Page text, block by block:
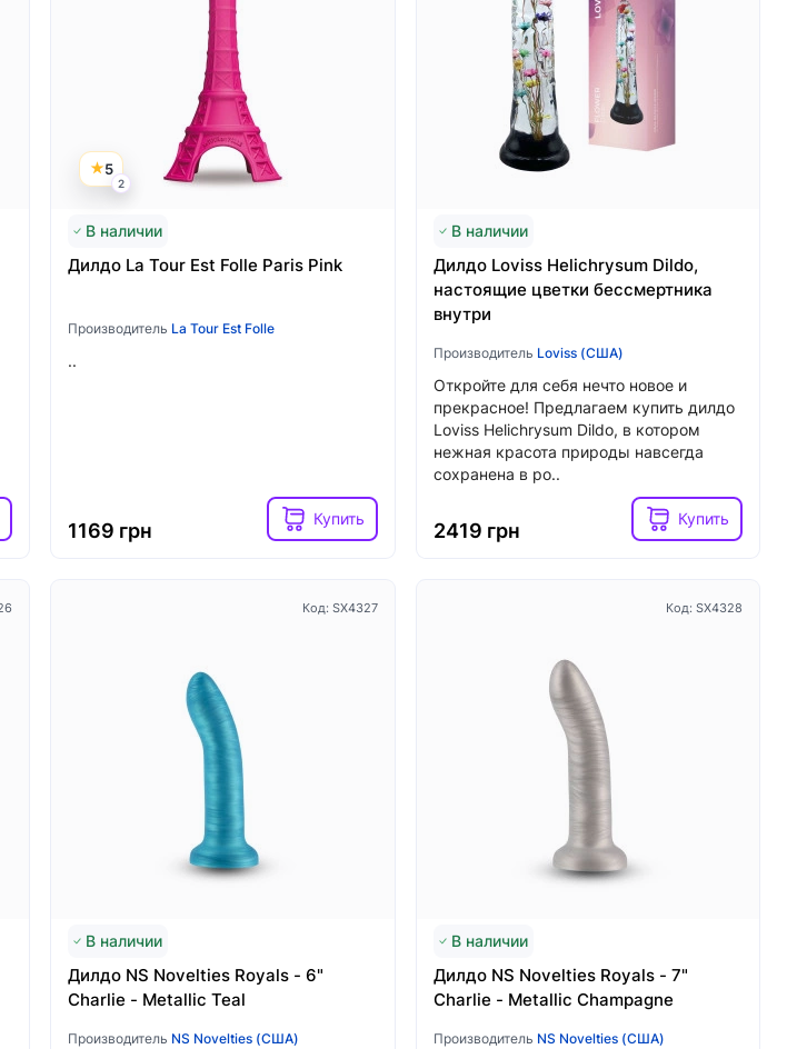
Українська
5
2
В наличии
Дилдо La Tour Est Folle Paris Pink
Производитель La Tour Est Folle
..
1169 грн
Купить
В наличии
Дилдо Loviss Helichrysum Dildo,
настоящие цветки бессмертника
внутри
Производитель Loviss (США)
Откройте для себя нечто новое и
прекрасное! Предлагаем купить дилдо
Loviss Helichrysum Dildo, в котором
нежная красота природы навсегда
сохранена в ро..
2419 грн
Купить
Код: SX4327
В наличии
Дилдо NS Novelties Royals - 6"
Charlie - Metallic Teal
Производитель NS Novelties (США)
Код: SX4328
В наличии
Дилдо NS Novelties Royals - 7"
Charlie - Metallic Champagne
Производитель NS Novelties (США)